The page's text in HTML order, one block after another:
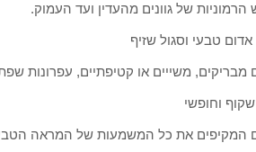
הרמוניות של גוונים מהעדין ועד העמוק.
אדום טבעי וסגול שזיף
מבריקים, משייים או קטיפתיים, עפרונות
וחופשי
המקיפים את כל המשמעות של המראה